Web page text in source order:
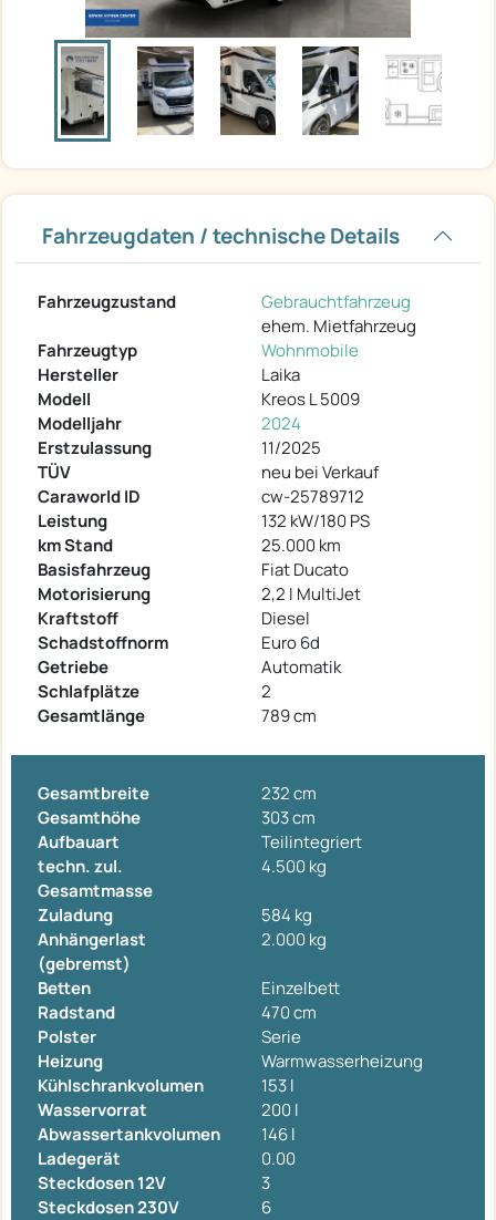
Fahrzeugdaten / technische Details
Fahrzeugzustand
Gebrauchtfahrzeug
ehem. Mietfahrzeug
Fahrzeugtyp
Wohnmobile
Hersteller
Laika
Modell
Kreos L 5009
Modelljahr
2024
Erstzulassung
11/2025
TÜV
neu bei Verkauf
Caraworld ID
cw-25789712
Leistung
132 kW/180 PS
km Stand
25.000 km
Basisfahrzeug
Fiat Ducato
Motorisierung
2,2 l MultiJet
Kraftstoff
Diesel
Schadstoffnorm
Euro 6d
Getriebe
Automatik
Schlafplätze
2
Gesamtlänge
789 cm
Gesamtbreite
232 cm
Gesamthöhe
303 cm
Aufbauart
Teilintegriert
techn. zul.
Gesamtmasse
4.500 kg
Zuladung
584 kg
Anhängerlast
(gebremst)
2.000 kg
Betten
Einzelbett
Radstand
470 cm
Polster
Serie
Heizung
Warmwasserheizung
Kühlschrankvolumen
153 l
Wasservorrat
200 l
Abwassertankvolumen
146 l
Ladegerät
0.00
Steckdosen 12V
3
Steckdosen 230V
6